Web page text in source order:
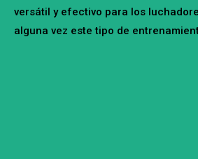
versátil y efectivo para los
alguna vez este tipo de